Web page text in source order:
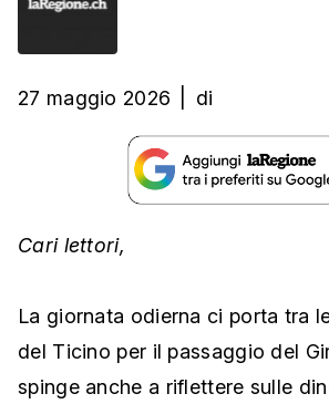
27 maggio 2026 di
Cari lettori,
La giornata odierna ci porta tra
del Ticino per il passaggio del
spinge anche a riflettere sulle